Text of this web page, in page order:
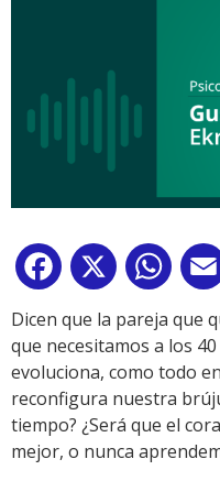
Facebook
X
Dicen que la pareja que
que necesitamos a los
evoluciona, como todo
reconfigura nuestra
tiempo? ¿Será que el
mejor, o nunca